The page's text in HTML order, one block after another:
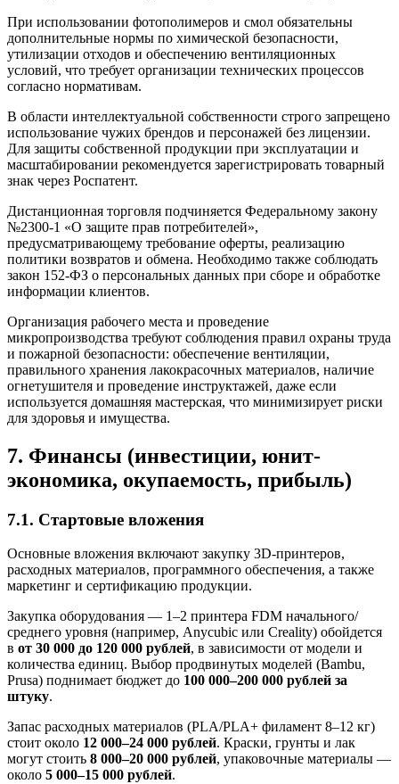
При использовании фотополимеров и смол обязательны
дополнительные нормы по химической безопасности,
утилизации отходов и обеспечению вентиляционных
условий, что требует организации технических процессов
согласно нормативам.
В области интеллектуальной собственности строго запрещено
использование чужих брендов и персонажей без лицензии.
Для защиты собственной продукции при эксплуатации и
масштабировании рекомендуется зарегистрировать товарный
знак через Роспатент.
Дистанционная торговля подчиняется Федеральному закону
№2300-1 «О защите прав потребителей»,
предусматривающему требование оферты, реализацию
политики возвратов и обмена. Необходимо также соблюдать
закон 152-ФЗ о персональных данных при сборе и обработке
информации клиентов.
Организация рабочего места и проведение
микропроизводства требуют соблюдения правил охраны труда
и пожарной безопасности: обеспечение вентиляции,
правильного хранения лакокрасочных материалов, наличие
огнетушителя и проведение инструктажей, даже если
используется домашняя мастерская, что минимизирует риски
для здоровья и имущества.
7. Финансы (инвестиции, юнит-
экономика, окупаемость, прибыль)
7.1. Стартовые вложения
Основные вложения включают закупку 3D-принтеров,
расходных материалов, программного обеспечения, а также
маркетинг и сертификацию продукции.
Закупка оборудования — 1–2 принтера FDM начального/
среднего уровня (например, Anycubic или Creality) обойдется
в от 30 000 до 120 000 рублей, в зависимости от модели и
количества единиц. Выбор продвинутых моделей (Bambu,
Prusa) поднимает бюджет до 100 000–200 000 рублей за
штуку.
Запас расходных материалов (PLA/PLA+ филамент 8–12 кг)
стоит около 12 000–24 000 рублей. Краски, грунты и лак
могут стоить 8 000–20 000 рублей, упаковочные материалы —
около 5 000–15 000 рублей.